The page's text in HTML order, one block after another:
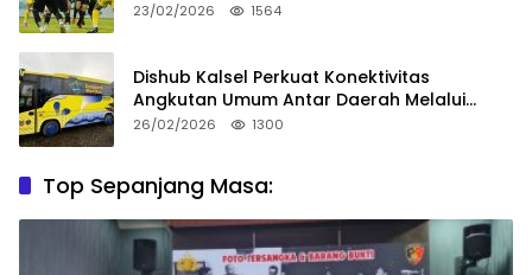
23/02/2026 1564
Dishub Kalsel Perkuat Konektivitas
Angkutan Umum Antar Daerah Melalui
Integritas
26/02/2026 1300
Top Sepanjang Masa: